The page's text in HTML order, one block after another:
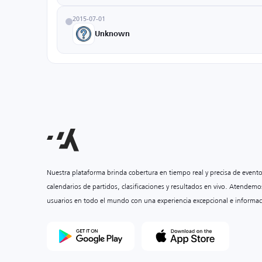
2015-07-01
Unknown
Nuestra plataforma brinda cobertura en tiempo real y precisa de
calendarios de partidos, clasificaciones y resultados en vivo.
usuarios en todo el mundo con una experiencia excepcional e